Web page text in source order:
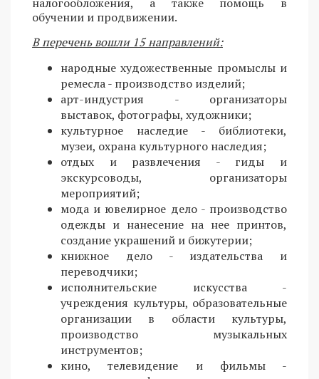
обучении и продвижении.
В перечень вошли 15 направлений:
народные художественные промыслы и
ремесла - производство изделий;
арт-индустрия - организаторы
выставок, фотографы, художники;
культурное наследие - библиотеки,
музеи, охрана культурного наследия;
отдых и развлечения - гиды и
экскурсоводы, организаторы
мероприятий;
мода и ювелирное дело - производство
одежды и нанесение на нее принтов,
создание украшений и бижутерии;
книжное дело - издательства и
переводчики;
исполнительские искусства -
учреждения культуры, образовательные
организации в области культуры,
производство музыкальных
инструментов;
кино, телевидение и фильмы -